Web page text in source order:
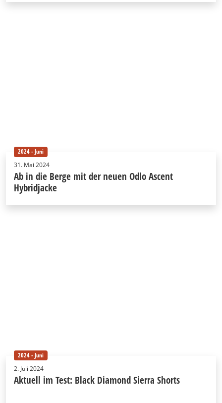
2024 - Juni
31. Mai 2024
Ab in die Berge mit der neuen Odlo Ascent
Hybridjacke
2024 - Juni
2. Juli 2024
Aktuell im Test: Black Diamond Sierra Shorts